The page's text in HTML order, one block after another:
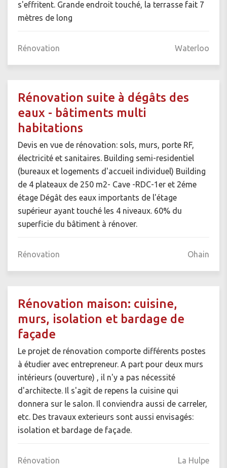
s'effritent. Grande endroit touché, la terrasse fait 7
mètres de long
Rénovation Waterloo
Rénovation suite à dégâts des
eaux - bâtiments multi
habitations
Devis en vue de rénovation: sols, murs, porte RF,
électricité et sanitaires. Building semi-residentiel
(bureaux et logements d'accueil individuel) Building
de 4 plateaux de 250 m2- Cave -RDC-1er et 2éme
étage Dégât des eaux importants de l'étage
supérieur ayant touché les 4 niveaux. 60% du
superficie du bâtiment à rénover.
Rénovation Ohain
Rénovation maison: cuisine,
murs, isolation et bardage de
façade
Le projet de rénovation comporte différents postes
à étudier avec entrepreneur. A part pour deux murs
intérieurs (ouverture) , il n'y a pas nécessité
d'architecte. Il s'agit de repens la cuisine qui
donnera sur le salon. Il conviendra aussi de carreler,
etc. Des travaux exterieurs sont aussi envisagés:
isolation et bardage de façade.
Rénovation La Hulpe